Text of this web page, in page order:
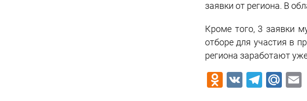
заявки от региона. В
Кроме того, 3 заявки
отборе для участия в
региона заработают
VK